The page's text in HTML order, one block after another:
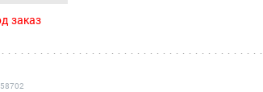
заказ